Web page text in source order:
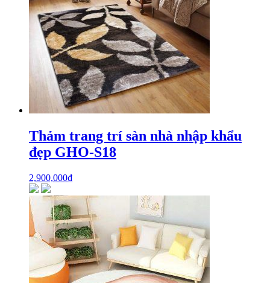
Thảm trang trí sàn nhà nhập khẩu
đẹp GHO-S18
2,900,000₫